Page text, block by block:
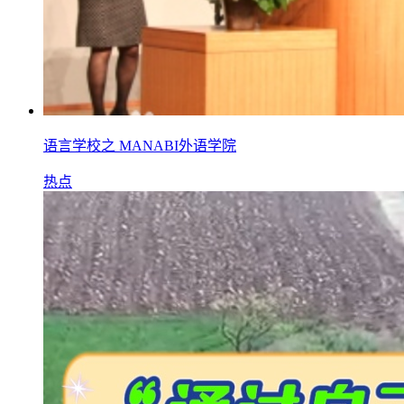
语言学校之 MANABI外语学院
热点